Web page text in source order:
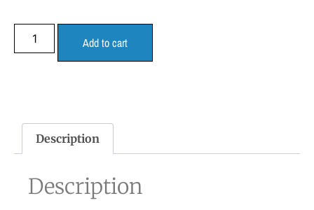
Add to cart
Description
Description